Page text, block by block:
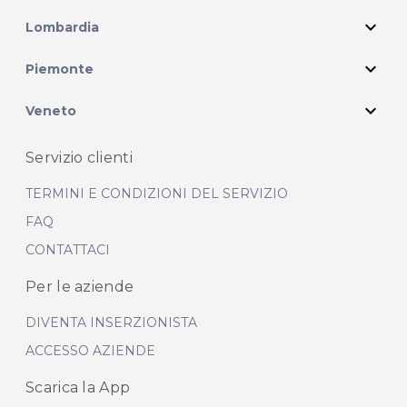
Lombardia expand_more
Piemonte expand_more
Veneto expand_more
Servizio clienti
TERMINI E CONDIZIONI DEL SERVIZIO
FAQ
CONTATTACI
Per le aziende
DIVENTA INSERZIONISTA
ACCESSO AZIENDE
Scarica la App